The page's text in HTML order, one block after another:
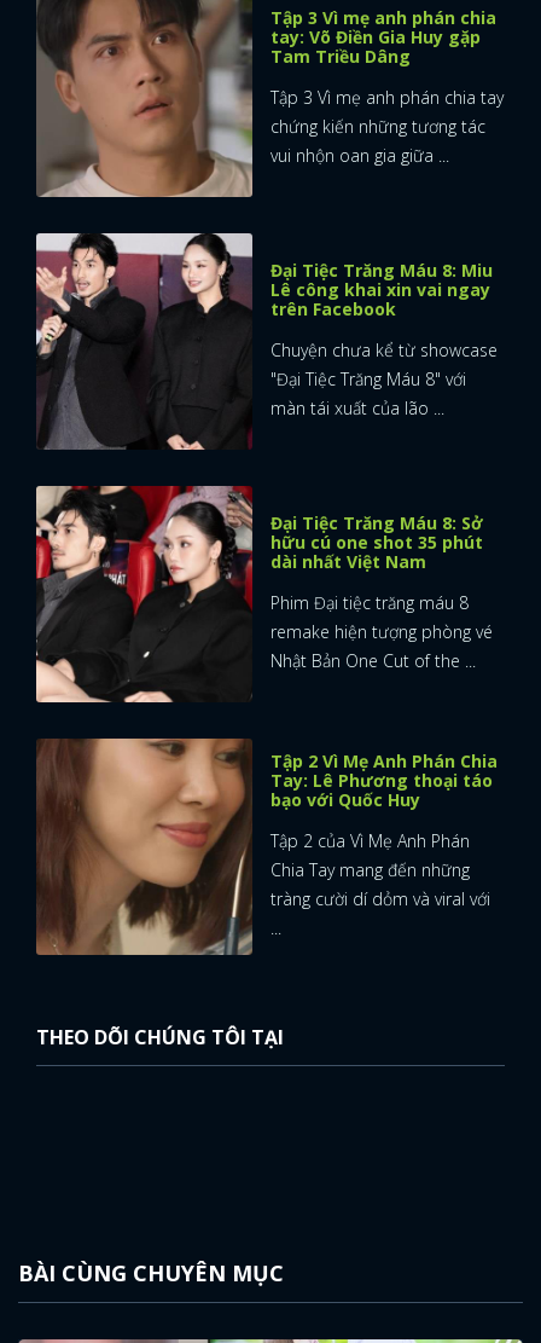
FACEBOOK GOOGLE
Tập 3 Vì mẹ anh phán chia
tay: Võ Điền Gia Huy gặp
Tam Triều Dâng
Tập 3 Vì mẹ anh phán chia tay
chứng kiến những tương tác
vui nhộn oan gia giữa ...
Đại Tiệc Trăng Máu 8: Miu
Lê công khai xin vai ngay
trên Facebook
Chuyện chưa kể từ showcase
"Đại Tiệc Trăng Máu 8" với
màn tái xuất của lão ...
Đại Tiệc Trăng Máu 8: Sở
hữu cú one shot 35 phút
dài nhất Việt Nam
Phim Đại tiệc trăng máu 8
remake hiện tượng phòng vé
Nhật Bản One Cut of the ...
Tập 2 Vì Mẹ Anh Phán Chia
Tay: Lê Phương thoại táo
bạo với Quốc Huy
Tập 2 của Vì Mẹ Anh Phán
Chia Tay mang đến những
tràng cười dí dỏm và viral với
...
THEO DÕI CHÚNG TÔI TẠI
BÀI CÙNG CHUYÊN MỤC